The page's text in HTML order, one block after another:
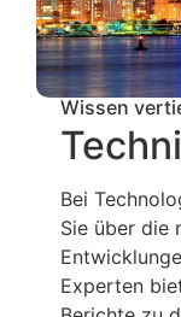
Wissen
Bei
Sie über die
Experten